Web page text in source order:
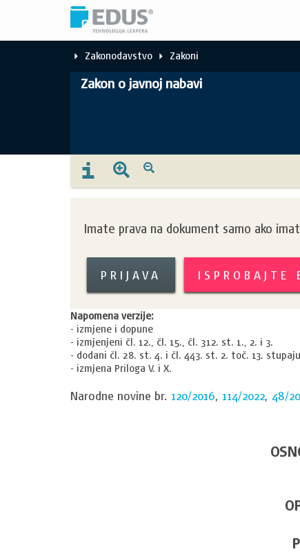
Zakonodavstvo Zakoni
Zakon o javnoj nabavi
Imate prava na dokument samo ako
PRIJAVA ISPROBAJTE
Napomena verzije:
- izmjene i dopune
- izmjenjeni čl. 12., čl. 15., čl. 312. st. 1., 2. i 3.
- dodani čl. 28. st. 4. i čl. 443. st. 2. toč. 13.
- izmjena Priloga V. i X.
Narodne novine br. 120/2016, 114/2022, 48/